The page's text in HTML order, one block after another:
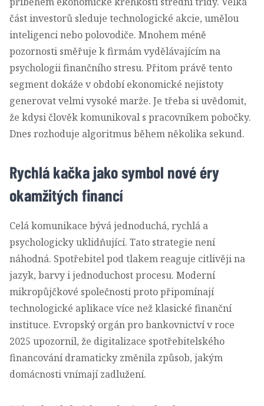
část investorů sleduje technologické akcie, umělou
inteligenci nebo polovodiče. Mnohem méně
pozornosti směřuje k firmám vydělávajícím na
psychologii finančního stresu. Přitom právě tento
segment dokáže v období ekonomické nejistoty
generovat velmi vysoké marže. Je třeba si uvědomit,
že kdysi člověk komunikoval s pracovníkem pobočky.
Dnes rozhoduje algoritmus během několika sekund.
Rychlá kačka jako symbol nové éry
okamžitých financí
Celá komunikace bývá jednoduchá, rychlá a
psychologicky uklidňující. Tato strategie není
náhodná. Spotřebitel pod tlakem reaguje citlivěji na
jazyk, barvy i jednoduchost procesu. Moderní
mikropůjčkové společnosti proto připomínají
technologické aplikace více než klasické finanční
instituce. Evropský orgán pro bankovnictví v roce
2025 upozornil, že digitalizace spotřebitelského
financování dramaticky změnila způsob, jakým
domácnosti vnímají zadlužení.